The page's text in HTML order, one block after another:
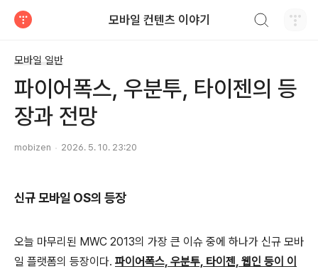
모바일 컨텐츠 이야기
모바일 일반
파이어폭스, 우분투, 타이젠의 등
장과 전망
mobizen 2026. 5. 10. 23:20
신규 모바일 OS의 등장
오늘 마무리된 MWC 2013의 가장 큰 이슈 중에 하나가 신규 모바
일 플랫폼의 등장이다. 파이어폭스, 우분투, 타이젠, 웹인 등이 이